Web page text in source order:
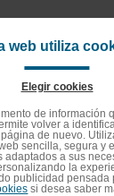
web utiliza
Elegir cookies
de información
volver a
de nuevo.
sencilla, segura y
adaptados a sus
la
publicidad pensada
si desea saber